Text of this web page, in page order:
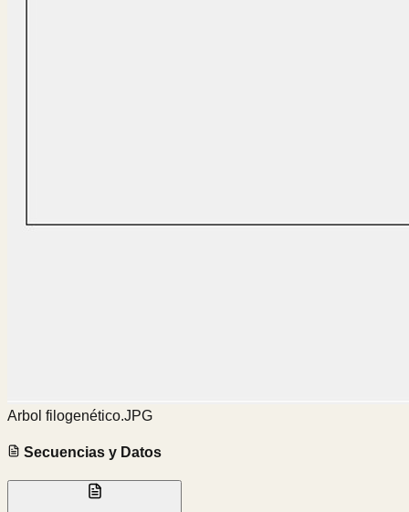
Arbol filogenético.JPG
Secuencias y Datos